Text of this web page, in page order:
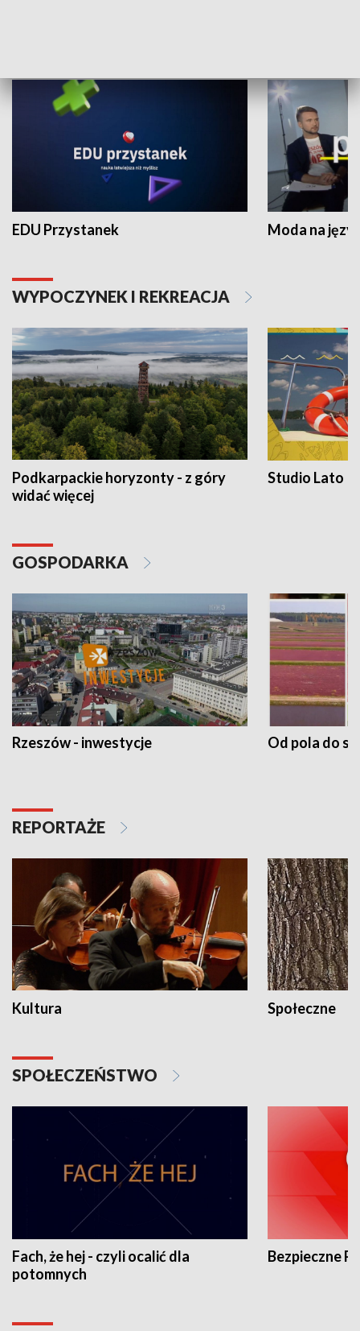
EDU Przystanek Moda na
WYPOCZYNEK I REKREACJA
Podkarpackie horyzonty - z góry
widać więcej
Studio Lato
GOSPODARKA
Rzeszów - inwestycje Od pola do
REPORTAŻE
Kultura Społeczne
SPOŁECZEŃSTWO
Fach, że hej - czyli ocalić dla
potomnych
Bezpieczne